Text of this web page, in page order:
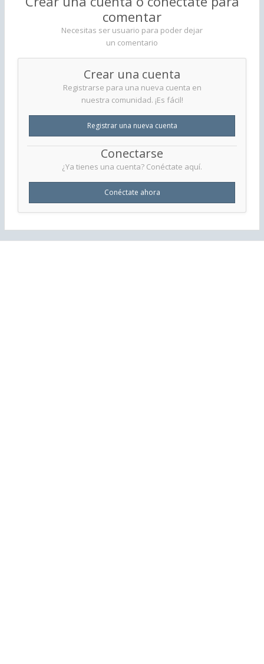
comentar
Necesitas ser usuario para poder dejar
un comentario
Crear una cuenta
Registrarse para una nueva cuenta en
nuestra comunidad. ¡Es fácil!
Registrar una nueva cuenta
Conectarse
¿Ya tienes una cuenta? Conéctate aquí.
Conéctate ahora